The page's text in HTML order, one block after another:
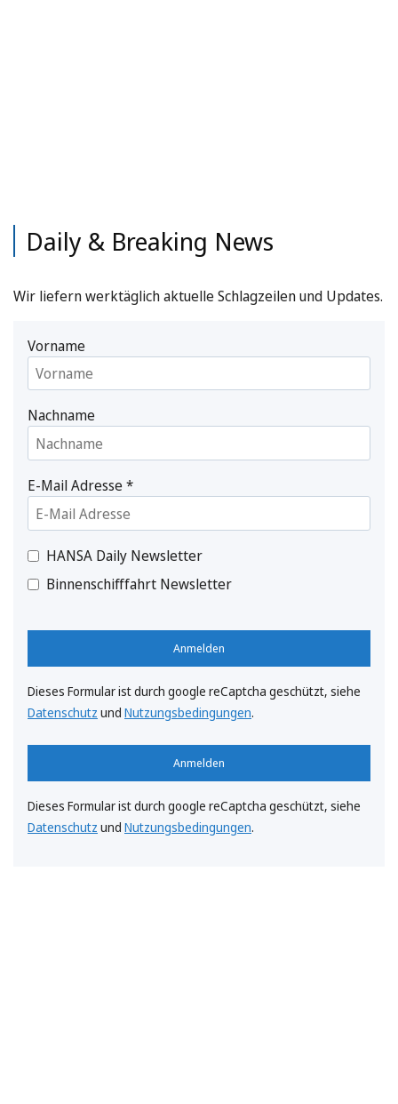
Daily & Breaking News
Wir liefern werktäglich aktuelle Schlagzeilen und Updates.
Vorname
Nachname
E-Mail Adresse*
HANSA Daily Newsletter
Binnenschifffahrt Newsletter
Anmelden
Dieses Formular ist durch google reCaptcha geschützt, siehe
Datenschutz und Nutzungsbedingungen.
Anmelden
Dieses Formular ist durch google reCaptcha geschützt, siehe
Datenschutz und Nutzungsbedingungen.